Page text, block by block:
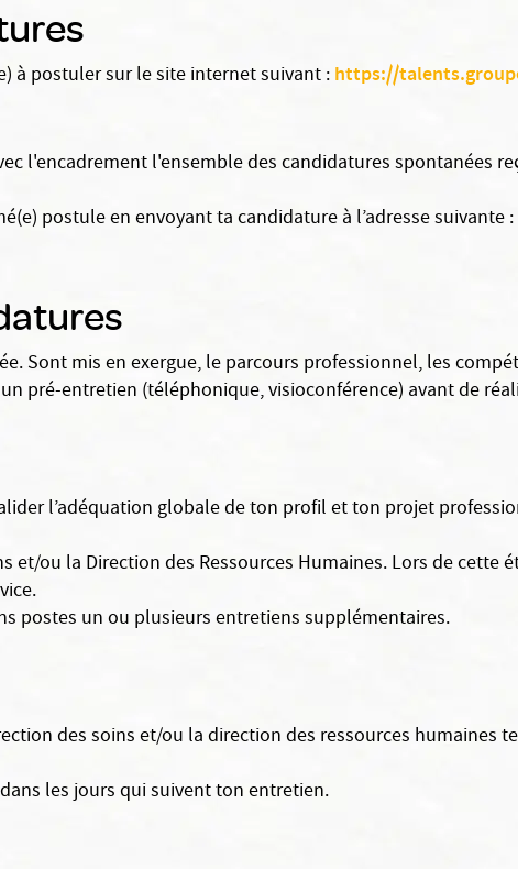
à postuler sur le site internet suivant :https://
l'encadrement l'ensemble des candidatures spontanées
postule en envoyant ta candidature à l’adresse suivante :
Sont mis en exergue, le parcours professionnel, les
pré-entretien (téléphonique, visioconférence) avant de
l’adéquation globale de ton profil et ton projet
et/ou la Direction des Ressources Humaines. Lors de cette
postes un ou plusieurs entretiens supplémentaires.
des soins et/ou la direction des ressources humaines
les jours qui suivent ton entretien.